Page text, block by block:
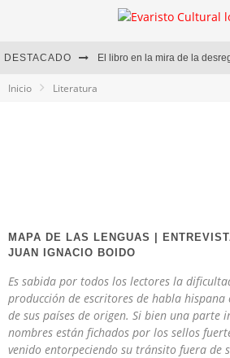
DESTACADO
Inicio Literatura
MAPA DE LAS LENGUAS |
JUAN IGNACIO BOIDO
Es sabida por todos los lectores la
producción de escritores de habla
de sus países de origen. Si bien una parte
nombres están fichados por los sellos
venido entorpeciendo su tránsito fuera de